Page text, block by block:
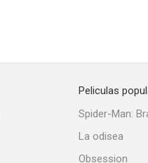
Peliculas
Spider-Man:
La odisea
Obsession